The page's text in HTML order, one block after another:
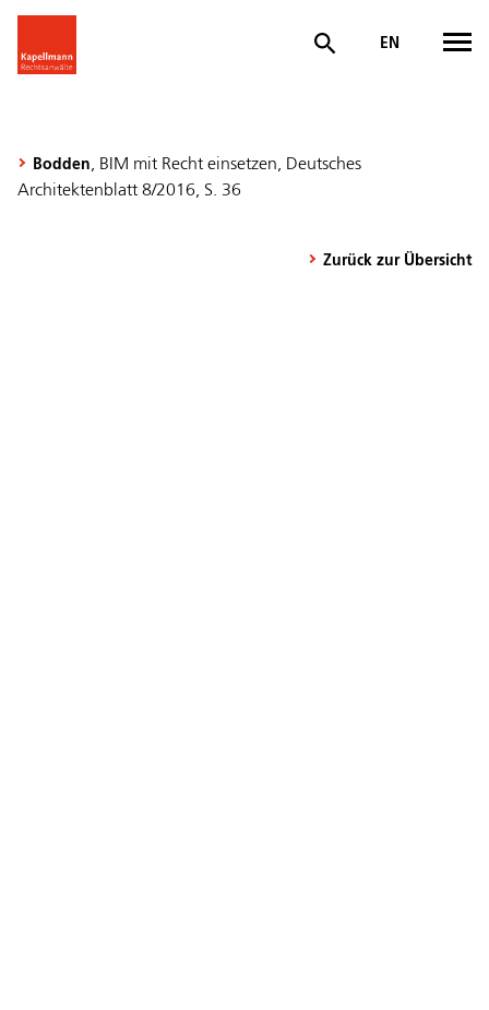
EN
Bodden, BIM mit Recht einsetzen, Deutsches
Architektenblatt 8/2016, S. 36
Zurück zur Übersicht